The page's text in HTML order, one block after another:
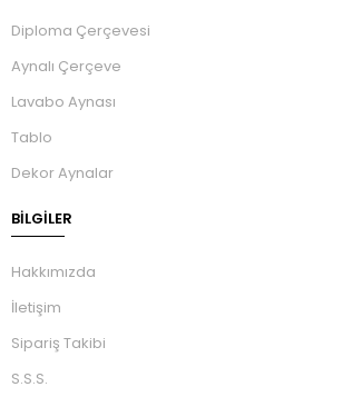
Diploma Çerçevesi
Aynalı Çerçeve
Lavabo Aynası
Tablo
Dekor Aynalar
BILGILER
Hakkımızda
İletişim
Sipariş Takibi
S.S.S.